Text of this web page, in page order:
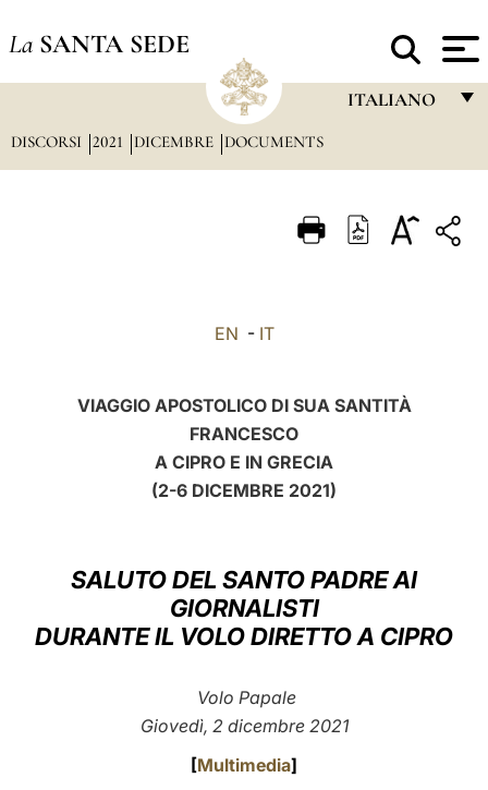
La SANTA SEDE
ITALIANO
ITALIANO
POLSKI
DISCORSI 2021 DICEMBRE DOCUMENTS
EN - IT
VIAGGIO APOSTOLICO DI SUA SANTITÀ
FRANCESCO
A CIPRO E IN GRECIA
(2-6 DICEMBRE 2021)
SALUTO DEL SANTO PADRE AI
GIORNALISTI
DURANTE IL VOLO DIRETTO A CIPRO
Volo Papale
Giovedì, 2 dicembre 2021
[Multimedia]